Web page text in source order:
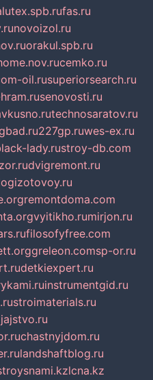
fas.ru
novoizol.ru
orakul.spb.ru
cemko.ru
oil.rusuperiorsearch.ru
senovosti.ru
technosaratov.ru
227gp.ruwes-ex.ru
lady.rustroy-db.com
dvigremont.ru
remontdoma.com
vyitikho.rumirjon.ru
filosofyfree.com
greleon.comsp-or.ru
detkiexpert.ru
instrumentgid.ru
stroimaterials.ru
chastnyjdom.ru
landshaftblog.ru
lcna.kz